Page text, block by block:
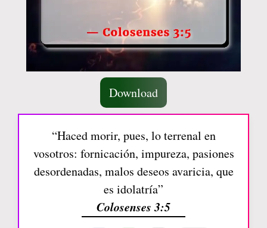
Download
“Haced morir, pues, lo terrenal en
vosotros: fornicación, impureza, pasiones
desordenadas, malos deseos avaricia, que
es idolatría”
Colosenses 3:5